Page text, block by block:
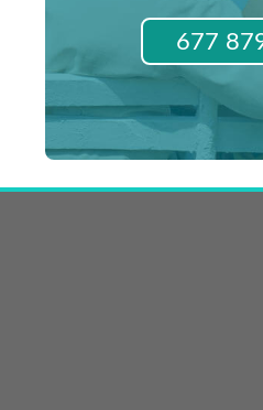
677